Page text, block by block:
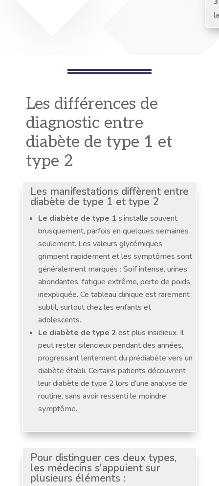
Les différences de
diagnostic entre
diabète de type 1 et
type 2
Les manifestations diffèrent entre
diabète de type 1 et type 2
Le diabète de type 1 s’installe souvent
brusquement, parfois en quelques semaines
seulement. Les valeurs glycémiques
grimpent rapidement et les symptômes sont
généralement marqués : Soif intense, urines
abondantes, fatigue extrême, perte de poids
inexpliquée. Ce tableau clinique est rarement
subtil, surtout chez les enfants et
adolescents.
Le diabète de type 2 est plus insidieux. Il
peut rester silencieux pendant des années,
progressant lentement du prédiabète vers un
diabète établi. Certains patients découvrent
leur diabète de type 2 lors d’une analyse de
routine, sans avoir ressenti le moindre
symptôme.
Pour distinguer ces deux types,
les médecins s'appuient sur
plusieurs éléments :